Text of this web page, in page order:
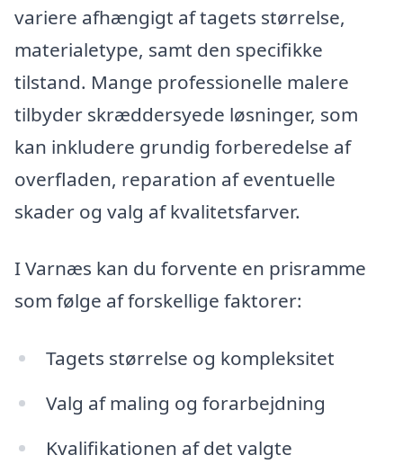
variere afhængigt af tagets størrelse,
materialetype, samt den specifikke
tilstand. Mange professionelle malere
tilbyder skræddersyede løsninger, som
kan inkludere grundig forberedelse af
overfladen, reparation af eventuelle
skader og valg af kvalitetsfarver.
I Varnæs kan du forvente en prisramme
som følge af forskellige faktorer:
Tagets størrelse og kompleksitet
Valg af maling og forarbejdning
Kvalifikationen af det valgte